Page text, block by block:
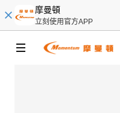
摩曼頓
立刻使用官方APP